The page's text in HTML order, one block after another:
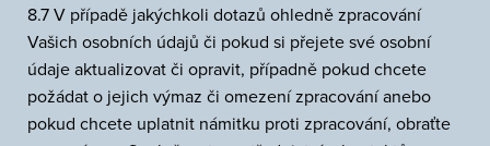
8.7 V případě jakýchkoli dotazů ohledně zpracování
Vašich osobních údajů či pokud si přejete své osobní
údaje aktualizovat či opravit, případně pokud chcete
požádat o jejich výmaz či omezení zpracování anebo
pokud chcete uplatnit námitku proti zpracování, obraťte